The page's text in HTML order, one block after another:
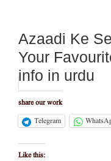
Azaadi Ke
Your
info in urdu
share our work
Telegram
Like this: